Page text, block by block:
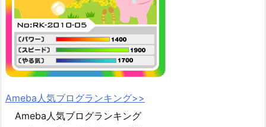
Ameba人気ブログランキング>>
Ameba人気ブログランキング